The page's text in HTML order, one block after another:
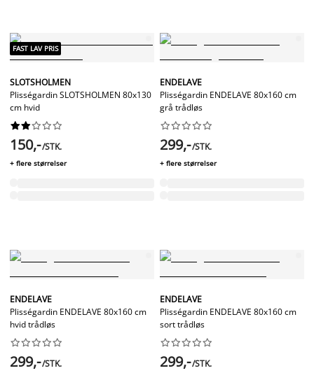
FAST LAV PRIS
SLOTSHOLMEN
Plisségardin SLOTSHOLMEN 80x130
cm hvid






150,-/STK.
+ flere størrelser
ENDELAVE
Plisségardin ENDELAVE 80x160 cm
grå trådløs






299,-/STK.
+ flere størrelser
ENDELAVE
Plisségardin ENDELAVE 80x160 cm
hvid trådløs






299,-/STK.
ENDELAVE
Plisségardin ENDELAVE 80x160 cm
sort trådløs






299,-/STK.